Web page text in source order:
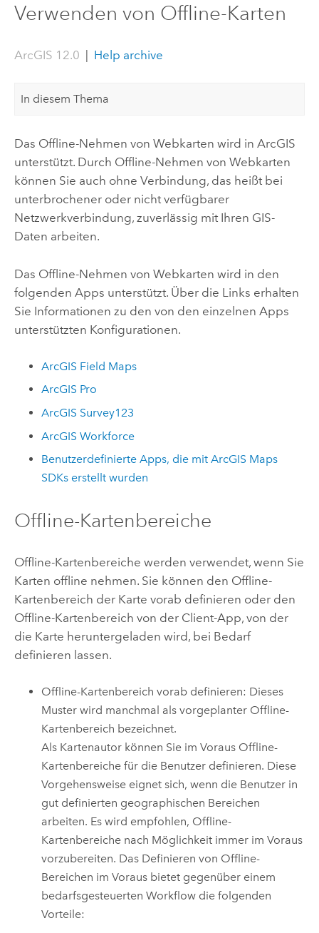
Verwenden von Offline-Karten
ArcGIS 12.0 | Help archive
In diesem Thema
Das Offline-Nehmen von Webkarten wird in ArcGIS
unterstützt. Durch Offline-Nehmen von Webkarten
können Sie auch ohne Verbindung, das heißt bei
unterbrochener oder nicht verfügbarer
Netzwerkverbindung, zuverlässig mit Ihren GIS-
Daten arbeiten.
Das Offline-Nehmen von Webkarten wird in den
folgenden Apps unterstützt. Über die Links erhalten
Sie Informationen zu den von den einzelnen Apps
unterstützten Konfigurationen.
ArcGIS Field Maps
ArcGIS Pro
ArcGIS Survey123
ArcGIS Workforce
Benutzerdefinierte Apps, die mitArcGIS Maps
SDKs erstellt wurden
Offline-Kartenbereiche
Offline-Kartenbereiche werden verwendet, wenn Sie
Karten offline nehmen. Sie können den Offline-
Kartenbereich der Karte vorab definieren oder den
Offline-Kartenbereich von der Client-App, von der
die Karte heruntergeladen wird, bei Bedarf
definieren lassen.
Offline-Kartenbereich vorab definieren: Dieses
Muster wird manchmal als vorgeplanter Offline-
Kartenbereich bezeichnet.
Als Kartenautor können Sie im Voraus Offline-
Kartenbereiche für die Benutzer definieren. Diese
Vorgehensweise eignet sich, wenn die Benutzer in
gut definierten geographischen Bereichen
arbeiten. Es wird empfohlen, Offline-
Kartenbereiche nach Möglichkeit immer im Voraus
vorzubereiten. Das Definieren von Offline-
Bereichen im Voraus bietet gegenüber einem
bedarfsgesteuerten Workflow die folgenden
Vorteile: